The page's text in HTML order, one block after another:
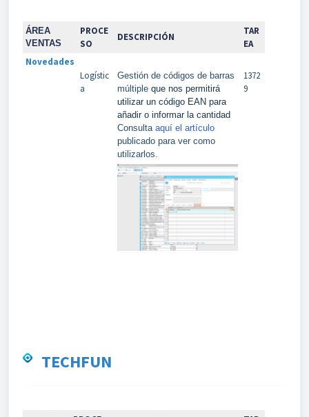
ÁREA
VENTAS
PROCE
SO
DESCRIPCIÓN
TAR
EA
Novedades
Logístic
a
Gestión de códigos de barras
múltiple que nos permitirá
utilizar un código EAN para
añadir o informar la cantidad
Consulta aquí el artículo
publicado para ver como
utilizarlos.
1372
9
TECHFUN